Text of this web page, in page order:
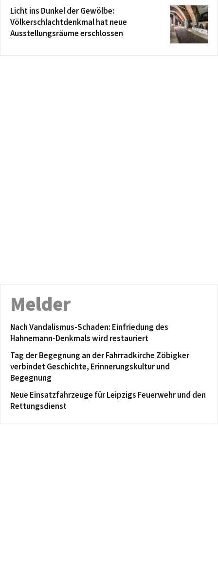
Licht ins Dunkel der Gewölbe:
Völkerschlachtdenkmal hat neue
Ausstellungsräume erschlossen
Melder
Nach Vandalismus-Schaden: Einfriedung des
Hahnemann-Denkmals wird restauriert
Tag der Begegnung an der Fahrradkirche Zöbigker
verbindet Geschichte, Erinnerungskultur und
Begegnung
Neue Einsatzfahrzeuge für Leipzigs Feuerwehr und den
Rettungsdienst